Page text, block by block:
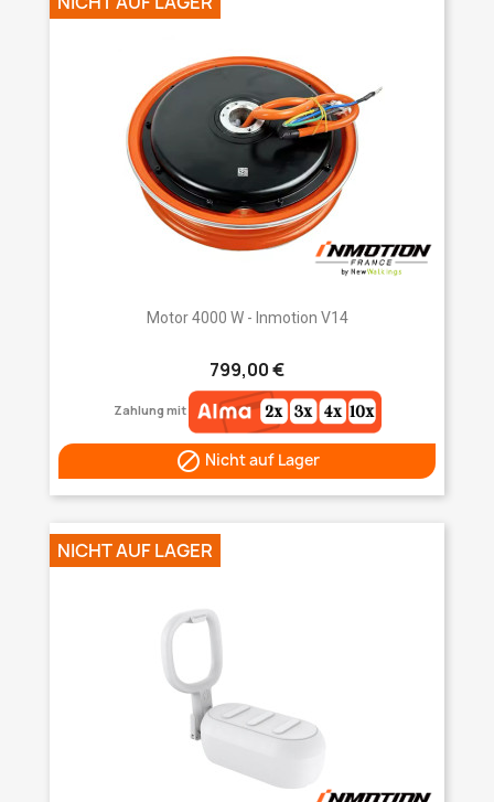
Motor 4000 W - Inmotion V14
799,00 €
Zahlung mit
 Nicht auf Lager
NICHT AUF LAGER